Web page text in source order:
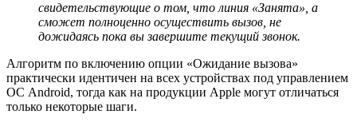
свидетельствующие о том, что линия «Занята», а
сможет полноценно осуществить вызов, не
дожидаясь пока вы завершите текущий звонок.
Алгоритм по включению опции «Ожидание вызова»
практически идентичен на всех устройствах под управлением
ОС Android, тогда как на продукции Apple могут отличаться
только некоторые шаги.